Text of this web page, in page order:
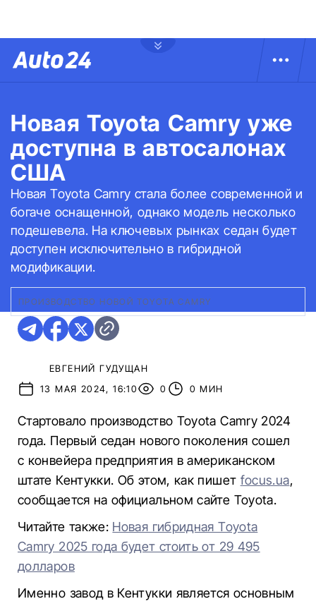
Новая Toyota Camry уже
доступна в автосалонах
США
Новая Toyota Camry стала более современной и
богаче оснащенной, однако модель несколько
подешевела. На ключевых рынках седан будет
доступен исключительно в гибридной
модификации.
ПРОИЗВОДСТВО НОВОЙ TOYOTA CAMRY
ЕВГЕНИЙ ГУДУЩАН
13 МАЯ 2024, 16:10
0 0 МИН
Стартовало производство Toyota Camry 2024
года. Первый седан нового поколения сошел
с конвейера предприятия в американском
штате Кентукки. Об этом, как пишет focus.ua,
сообщается на официальном сайте Toyota.
Читайте также: Новая гибридная Toyota
Camry 2025 года будет стоить от 29 495
долларов
Именно завод в Кентукки является основным